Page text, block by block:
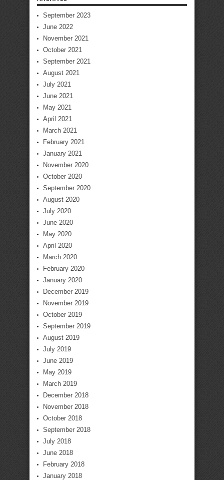
September 2023
June 2022
November 2021
October 2021
September 2021
August 2021
July 2021
June 2021
May 2021
April 2021
March 2021
February 2021
January 2021
November 2020
October 2020
September 2020
August 2020
July 2020
June 2020
May 2020
April 2020
March 2020
February 2020
January 2020
December 2019
November 2019
October 2019
September 2019
August 2019
July 2019
June 2019
May 2019
March 2019
December 2018
November 2018
October 2018
September 2018
July 2018
June 2018
February 2018
January 2018